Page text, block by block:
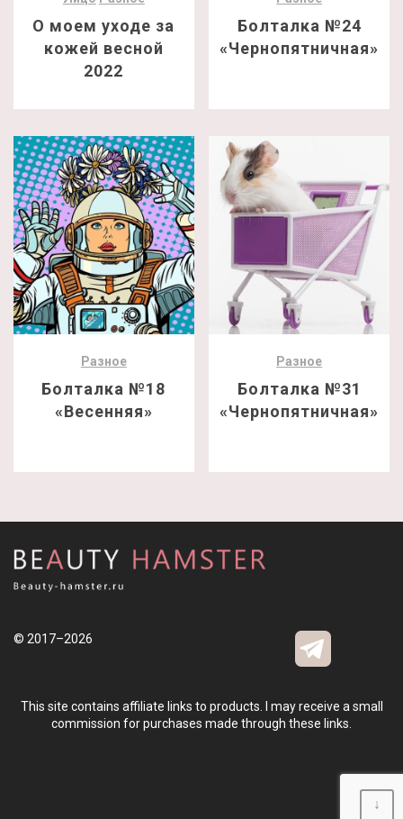
О моем уходе за
кожей весной
2022
Болталка №24
«Чернопятничная»
Разное
Болталка №18
«Весенняя»
Разное
Болталка №31
«Чернопятничная»
© 2017–2026
This site contains affiliate links to products. I may receive a small
commission for purchases made through these links.
↓